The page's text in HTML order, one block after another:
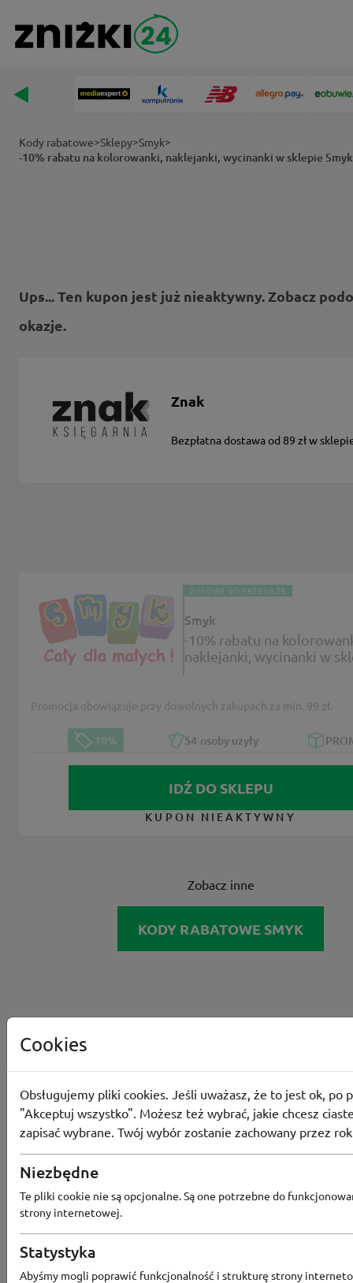
Kody rabatowe>Sklepy>Smyk>
-10% rabatu na kolorowanki, naklejanki, wycinanki w sklepie Smyk
Ups... Ten kupon jest już nieaktywny. Zobacz
okazje.
Znak
Bezpłatna dostawa od 89 zł w
ZIMOWE WYPRZEDAŻE
Smyk
-10% rabatu na
naklejanki, wycinanki w
Smyk
-10% 54 osoby użyły
IDŹ DO SKLEPU
KUPON NIEAKTYWNY
Promocja obowiązuje przy dowolnych zakupach za min. 99 zł.
Zobacz inne
KODY RABATOWE SMYK
Znak
Bezpłatna dostawa od 89 zł w
Cookies
Obsługujemy pliki cookies. Jeśli uważasz, że to jest ok, po
"Akceptuj wszystko". Możesz też wybrać, jakie chcesz
zapisać wybrane. Twój wybór zostanie zachowany przez
Niezbędne
Te pliki cookie nie są opcjonalne. Są one potrzebne do
strony internetowej.
Statystyka
Abyśmy mogli poprawić funkcjonalność i strukturę strony